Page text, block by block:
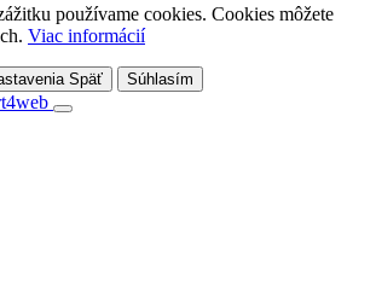
používame cookies. Cookies môžete
Viac informácií
Späť Súhlasím